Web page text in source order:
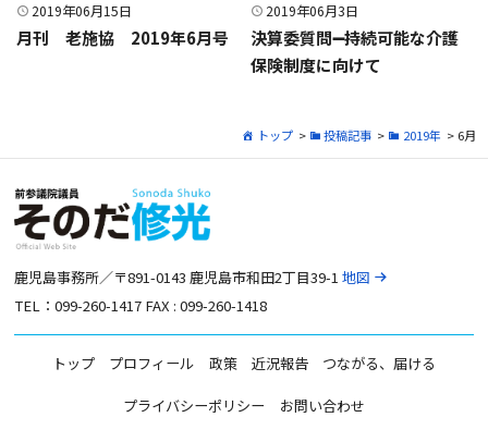
2019年06月15日
月刊 老施協 2019年6月号
2019年06月3日
決算委質問➖持続可能な介護
保険制度に向けて
トップ > 投稿記事 > 2019年 > 6月
鹿児島事務所／〒891-0143 鹿児島市和田2丁目39-1地図
TEL：099-260-1417 FAX : 099-260-1418
トップ プロフィール 政策 近況報告 つながる、届ける
プライバシーポリシー お問い合わせ